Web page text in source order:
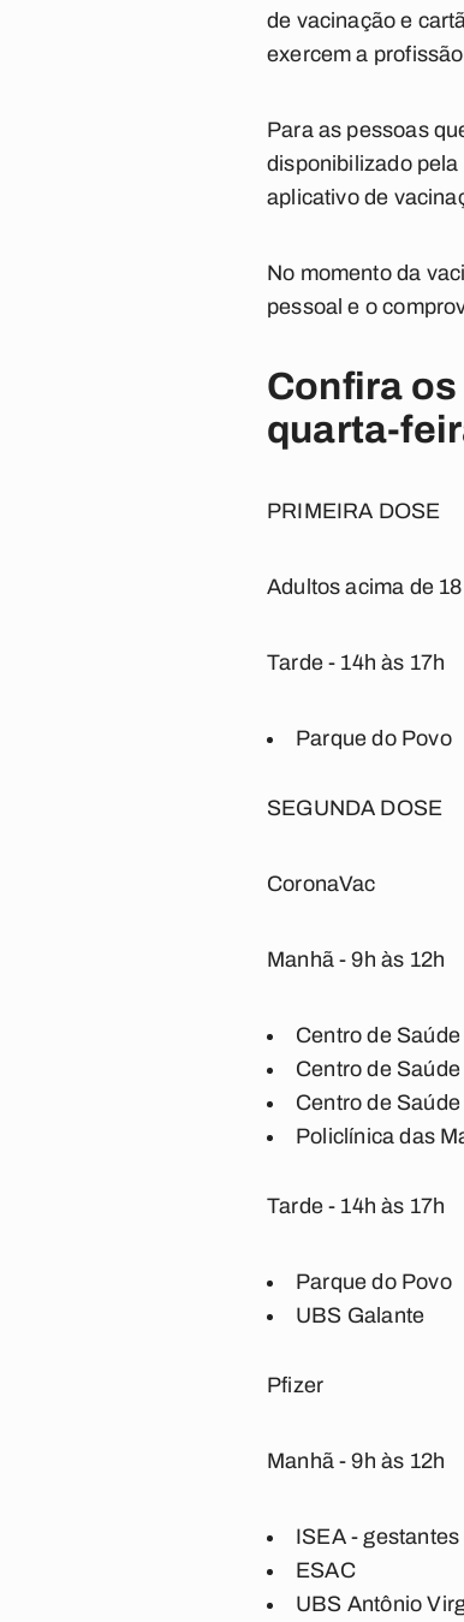
de vacinação e
exercem a
Para as pessoas
disponibilizado
aplicativo de
No momento da
pessoal e o
Confira
quarta-
PRIMEIRA DOSE
Adultos acima de
Tarde - 14h às 17h
Parque do Povo
SEGUNDA DOSE
CoronaVac
Manhã - 9h às 12h
Centro de
Centro de
Centro de
Policlínica das
Tarde - 14h às 17h
Parque do Povo
UBS Galante
Pfizer
Manhã - 9h às 12h
ISEA -
ESAC
UBS Antônio